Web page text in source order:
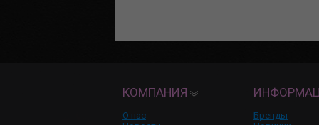
КОМПАНИЯ
О нас
Бренды